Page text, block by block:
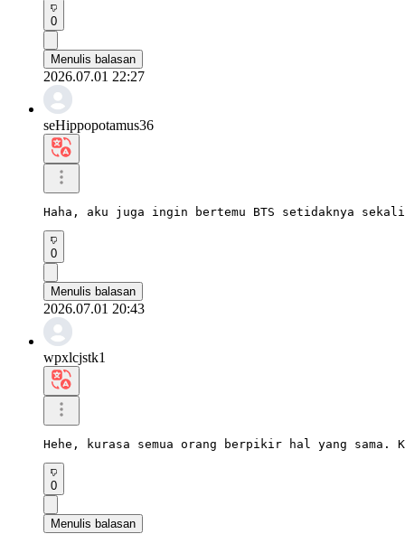
0
Menulis balasan
2026.07.01 22:27
seHippopotamus36
Haha, aku juga ingin bertemu BTS setidaknya
0
Menulis balasan
2026.07.01 20:43
wpxlcjstk1
Hehe, kurasa semua orang berpikir hal yang sama.
0
Menulis balasan